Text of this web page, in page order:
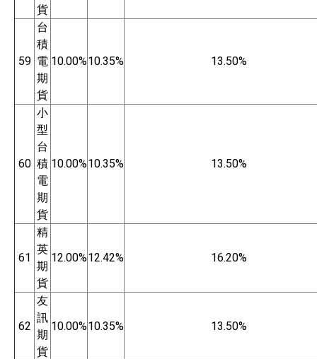
貨
59
台
積
電
期
貨
10.00%10.35% 13.50%
60
小
型
台
積
電
期
貨
10.00%10.35% 13.50%
61
精
英
期
貨
12.00%12.42% 16.20%
62
友
訊
期
貨
10.00%10.35% 13.50%